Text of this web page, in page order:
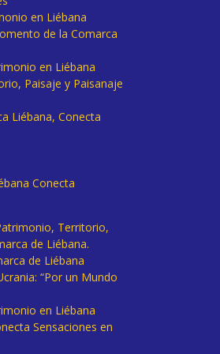
en Liébana
de la Comarca
en Liébana
Paisaje y Paisanaje
Liébana, Conecta
Conecta
Territorio,
de Liébana.
de Liébana
“Por un Mundo
en Liébana
Sensaciones en